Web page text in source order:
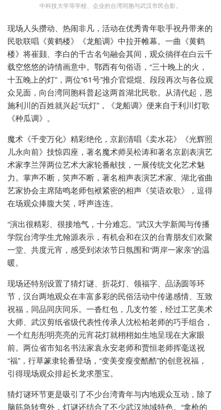
中科技大学等学校、企业的台湾同胞与武汉市民合影。
现场人头攒动、热闹非凡，活动在优秀青年歌手祝丹带来的
民歌联唱《黄鹤楼》《龙船调》中拉开帷幕。一曲《黄鹤
楼》将崔颢、李白的千古名句融会其间，观众徜徉在白云千
载空悠悠的诗情画意中。鄂西有句俗语，“三十晚上的火，
十五晚上的灯”，两位“61号”推介官焜焜、段段再次与各位观
众见面，向台湾同胞科普起这两首湖北民歌。从清代起，恩
施利川的百姓就兴起“玩灯”，《龙船调》便来自于利川灯歌
《种瓜调》。
魔术《千变万化》精彩绝伦，京剧清唱《卖水花》《光辉照
儿永向前》技惊四座，著名魔术师吴松涛和著名京剧表演艺
术家李兰萍两位艺术大家轮番献技，一展传统文化艺术魅
力。掌声不断，笑声不断，著名相声表演艺术家、湖北省曲
艺家协会主席陆鸣老师包袱紧密的相声《笑语欢歌》，逗得
在场观众捧腹大笑，呼声连连。
“演出很精彩、很接地气，十分难忘。”武汉大学新闻与传播
学院台湾学生尤翰源表示，有机会和在汉的台青朋友们欢聚
一堂、共度元宵，感受到浓浓节日氛围和“两岸一家亲”的温
暖。
现场还特别设置了猜灯谜、折花灯、领福字、品汤圆等环
节，汉台两地观众在丰富多彩的民俗活动中传递感情、互致
祝福，同品同庆同乐。一沓红包，几支竹签，经过工艺美术
大师、武汉剪纸省级代表性传承人沈松柏老师的巧手组合，
一个红彤彤明亮亮的元宵花灯就栩栩如生地呈现在大家眼
前。两位省市知名书法家袁永安老师和贾恒老师挥毫送祝
“福”，行草篆隶轮番登场，“变美变瘦变酷酷”的创意祝福，
引得现场观众排起长龙求墨宝。
猜灯谜环节更是吸引了不少台湾青年与内地观众互动，除了
脑筋急转弯外，灯谜还结合了不少武汉地域特色。“拿枪的